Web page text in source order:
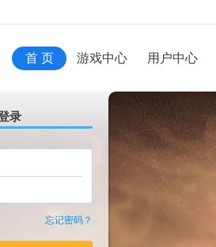
首 页 游戏中心 用户中心
录
忘记密码？